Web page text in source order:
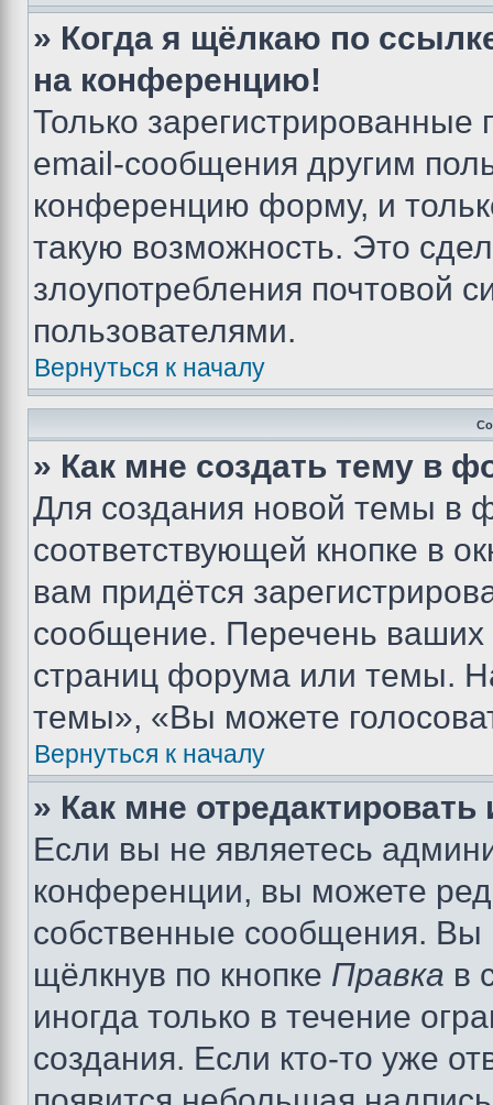
» Когда я щёлкаю по
на конференцию!
Только зарегистрированные
email-сообщения другим
конференцию форму, и
такую возможность. Это
злоупотребления почтовой
пользователями.
Вернуться к началу
» Как мне создать тему в
Для создания новой темы в
соответствующей кнопке в
вам придётся
сообщение. Перечень ваших
страниц форума или темы.
темы», «Вы можете
Вернуться к началу
» Как мне
Если вы не являетесь
конференции, вы можете
собственные сообщения. Вы
щёлкнув по кнопке Правка в
иногда только в течение
создания. Если кто-то уже